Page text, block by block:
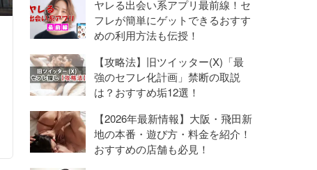
ヤレる出会い系アプリ最前線！セ
フレが簡単にゲットできるおすす
めの利用方法も伝授！
【攻略法】旧ツイッター(X)「最
強のセフレ化計画」禁断の取説
は？おすすめ垢12選！
【2026年最新情報】大阪・飛田新
地の本番・遊び方・料金を紹介！
おすすめの店舗も必見！